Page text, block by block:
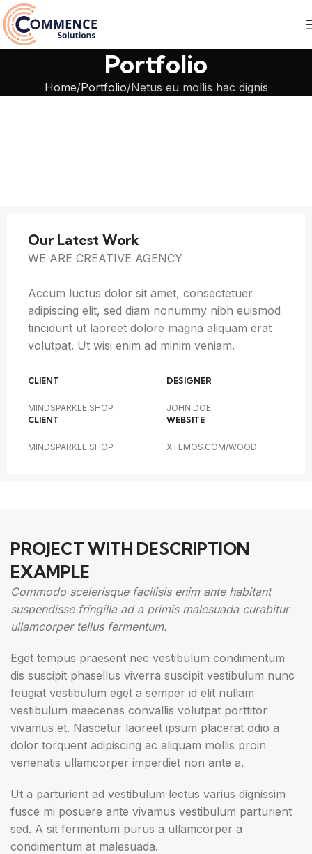
Portfolio
Home Portfolio Netus eu mollis hac dignis
Our Latest Work
WE ARE CREATIVE AGENCY
Accum luctus dolor sit amet, consectetuer
adipiscing elit, sed diam nonummy nibh euismod
tincidunt ut laoreet dolore magna aliquam erat
volutpat. Ut wisi enim ad minim veniam.
CLIENT
MINDSPARKLE SHOP
DESIGNER
JOHN DOE
CLIENT
MINDSPARKLE SHOP
WEBSITE
XTEMOS.COM/WOOD
PROJECT WITH DESCRIPTION
EXAMPLE
Commodo scelerisque facilisis enim ante habitant
suspendisse fringilla ad a primis malesuada curabitur
ullamcorper tellus fermentum.
Eget tempus praesent nec vestibulum condimentum
dis suscipit phasellus viverra suscipit vestibulum nunc
feugiat vestibulum eget a semper id elit nullam
vestibulum maecenas convallis volutpat porttitor
vivamus et. Nascetur laoreet ipsum placerat odio a
dolor torquent adipiscing ac aliquam mollis proin
venenatis ullamcorper imperdiet non ante a.
Ut a parturient ad vestibulum lectus varius dignissim
fusce mi posuere ante vivamus vestibulum parturient
sed. A sit fermentum purus a ullamcorper a
condimentum at malesuada.